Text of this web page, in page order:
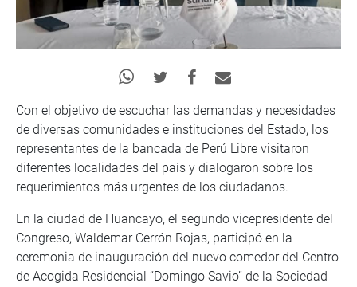
Con el objetivo de escuchar las demandas y necesidades
de diversas comunidades e instituciones del Estado, los
representantes de la bancada de Perú Libre visitaron
diferentes localidades del país y dialogaron sobre los
requerimientos más urgentes de los ciudadanos.
En la ciudad de Huancayo, el segundo vicepresidente del
Congreso, Waldemar Cerrón Rojas, participó en la
ceremonia de inauguración del nuevo comedor del Centro
de Acogida Residencial “Domingo Savio” de la Sociedad